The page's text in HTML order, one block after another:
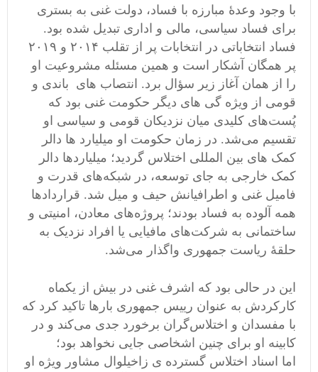
با وجود وعدهٔ مبارزه با فساد، دولت غنی به بستری
برای فساد سیاسی، مالی و اداری تبدیل شده بود.
فساد انتخاباتی در انتخابات پر از تقلب ۲۰۱۴ و ۲۰۱۹
پر همگان آشکار است و همین مسئله مشروعیت او
را از همان آغاز زیر سؤال برد. انتصاب‌ های باندی و
قومی از ویژه گی های دیگر حکومت غنی بود که
پُست‌های کلیدی میان نزدیکان قومی و سیاسی او
تقسیم می‌شد. در زمان حکومت او میلیارد ها دالر
کمک های بین المللی اختلاس گردید؛ میلیاردها دالر
کمک خارجی به جای توسعه، در شبکه‌های قدرت و
فامیل غنی و اطرافیانش حیف‌ و میل شد. قراردادها
همه آلوده به فساد بودند؛ پروژه‌های معادن، امنیتی و
ساختمانی به شرکت‌های مافیایی یا افراد نزدیک به
حلقهٔ ریاست‌ جمهوری واگذار می‌شد.
این در حالی بود که اشرف غنی در بیش از یکماه
کارکردش به عنوان رییس جمهوری بارها تاکید کرد که
با مفسدان و اختلاس‌گران برخورد جدی می‌کند و در
کابینه او برای چنین اشخاصی جایی نخواهد بود؛
اما اسناد اختلاس گسترده ی زاخیلوال مشاور ویژه او